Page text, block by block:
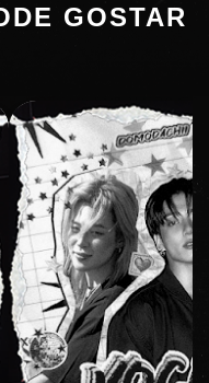
GOSTAR